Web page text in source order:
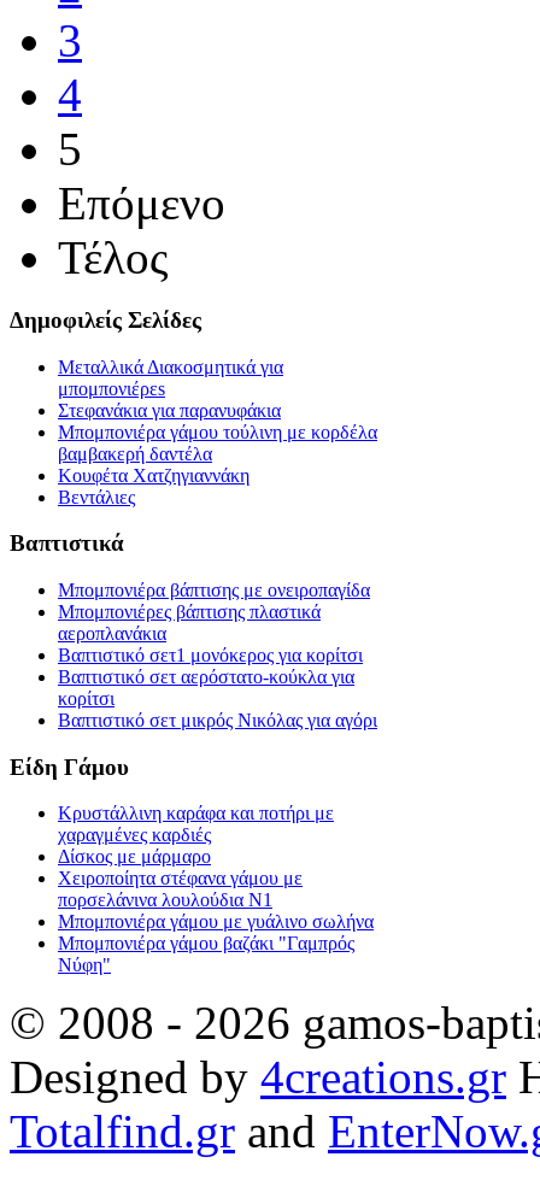
3
4
5
Επόμενο
Τέλος
Δημοφιλείς Σελίδες
Μεταλλικά Διακοσμητικά για
μπομπονιέρεs
Στεφανάκια για παρανυφάκια
Μπομπονιέρα γάμου τούλινη με κορδέλα
βαμβακερή δαντέλα
Κουφέτα Χατζηγιαννάκη
Βεντάλιες
Βαπτιστικά
Μπομπονιέρα βάπτισης με ονειροπαγίδα
Μπομπονιέρες βάπτισης πλαστικά
αεροπλανάκια
Βαπτιστικό σετ1 μονόκερος για κορίτσι
Βαπτιστικό σετ αερόστατο-κούκλα για
κορίτσι
Βαπτιστικό σετ μικρός Νικόλας για αγόρι
Είδη Γάμου
Κρυστάλλινη καράφα και ποτήρι με
χαραγμένες καρδιές
Δίσκος με μάρμαρο
Χειροποίητα στέφανα γάμου με
πορσελάνινα λουλούδια Ν1
Μπομπονιέρα γάμου με γυάλινο σωλήνα
Μπομπονιέρα γάμου βαζάκι "Γαμπρός
Νύφη"
© 2008 - 2026 gamos-
Designed by 4creations.gr
Totalfind.gr and